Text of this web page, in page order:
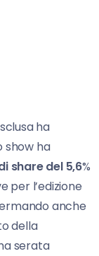
ha
show ha
share del 5,6%
per l’edizione
anche
della
serata